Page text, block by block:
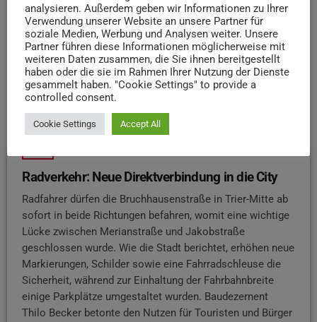
Radverkehr: Neue Direktverbindung in die City
Radfahrer dürfen die Bruchhausenstraße in Trier-Mitte ab
sofort in beide Richtungen befahren, womit eine wichtige
Lücke zwischen Merianstraße und Jakobstraße
geschlossen wurde. Wie die Stadt berichtet, erhöhen neue
Markierungen, Schilder sowie eine Fahrradschleuse die
Sicherheit, während zur Einhaltung der Fahrbahnbreite
einige Parkplätze umgestaltet wurden. Baudezernent
Thilo Becker betonte den Nutzen für Touristen und Bürger
analysieren. Außerdem geben wir Informationen zu Ihrer
Verwendung unserer Website an unsere Partner für
soziale Medien, Werbung und Analysen weiter. Unsere
Partner führen diese Informationen möglicherweise mit
weiteren Daten zusammen, die Sie ihnen bereitgestellt
haben oder die sie im Rahmen Ihrer Nutzung der Dienste
gesammelt haben. "Cookie Settings" to provide a
controlled consent.
Cookie Settings Accept All